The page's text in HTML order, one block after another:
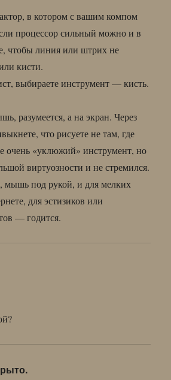
в котором с вашим компом
процессор сильный можно и в
чтобы линия или штрих не
кисти.
выбираете инструмент — кисть.
разумеется, а на экран. Через
что рисуете не там, где
очень «уклюжий» инструмент, но
виртуозности и не стремился.
мышь под рукой, и для мелких
для эстизиков или
— годится.